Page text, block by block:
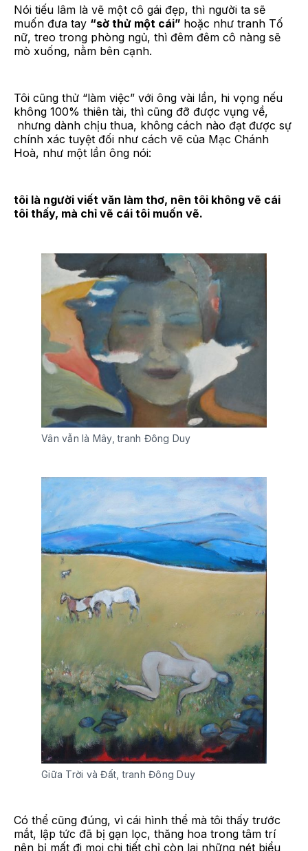
Nói tiếu lâm là vẽ một cô gái đẹp, thì người ta sẽ
muốn đưa tay “sờ thử một cái” hoặc như tranh Tố
nữ, treo trong phòng ngủ, thì đêm đêm cô nàng sẽ
mò xuống, nằm bên cạnh.
Tôi cũng thử “làm việc” với ông vài lần, hi vọng nếu
không 100% thiên tài, thì cũng đỡ được vụng về,
nhưng dành chịu thua, không cách nào đạt được sự
chính xác tuyệt đối như cách vẽ của Mạc Chánh
Hoà, như một lần ông nói:
tôi là người viết văn làm thơ, nên tôi không vẽ cái
tôi thấy, mà chỉ vẽ cái tôi muốn vẽ.
Vân vẫn là Mây, tranh Đông Duy
Giữa Trời và Đất, tranh Đông Duy
Có thể cũng đúng, vì cái hình thể mà tôi thấy trước
mắt, lập tức đã bị gạn lọc, thăng hoa trong tâm trí
nên bị mất đi mọi chi tiết chỉ còn lại những nét biểu